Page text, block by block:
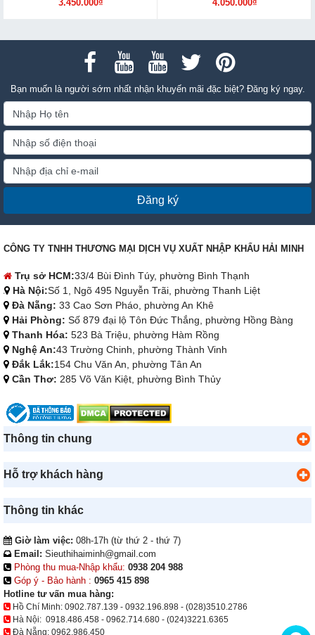
3.450.000₫
4.050.000₫
Bạn muốn là người sớm nhất nhận khuyến mãi đặc biệt? Đăng ký ngay.
Đăng ký
CÔNG TY TNHH THƯƠNG MẠI DỊCH VỤ XUẤT NHẬP KHẨU HẢI MINH
Trụ sở HCM:33/4 Bùi Đình Túy, phường Bình Thạnh
Hà Nội:Số 1, Ngõ 495 Nguyễn Trãi, phường Thanh Liệt
Đà Nẵng: 33 Cao Sơn Pháo, phường An Khê
Hải Phòng: Số 879 đại lộ Tôn Đức Thắng, phường Hồng Bàng
Thanh Hóa: 523 Bà Triệu, phường Hàm Rồng
Nghệ An:43 Trường Chinh, phường Thành Vinh
Đắk Lắk:154 Chu Văn An, phường Tân An
Cần Thơ: 285 Võ Văn Kiệt, phường Bình Thủy
Thông tin chung
Hỗ trợ khách hàng
Thông tin khác
Giờ làm việc: 08h-17h (từ thứ 2 - thứ 7)
Email: Sieuthihaiminh@gmail.com
Phòng thu mua-Nhập khẩu: 0938 204 988
Góp ý - Bảo hành : 0965 415 898
Hotline tư vấn mua hàng:
Hồ Chí Minh: 0902.787.139 - 0932.196.898 - (028)3510.2786
Hà Nội: 0918.486.458 - 0962.714.680 - (024)3221.6365
Đà Nẵng: 0962.986.450